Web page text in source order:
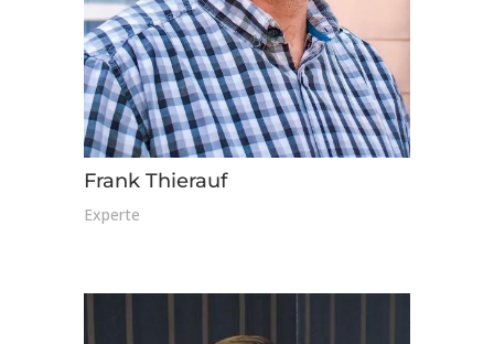
Frank Thierauf
Experte